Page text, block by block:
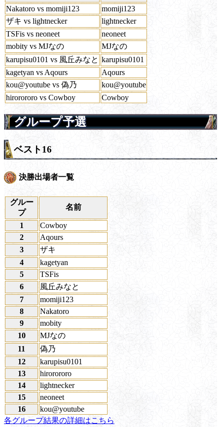
Nakatoro vs momiji123
momiji123
ザキ vs lightnecker
lightnecker
TSFis vs neoneet
neoneet
mobity vs MJなの
MJなの
karupisu0101 vs 風丘みなと karupisu0101
kagetyan vs Aqours
Aqours
kou@youtube vs 偽乃
kou@youtube
hirorororo vs Cowboy
Cowboy
グループ予選
ベスト16
決勝出場者一覧
グルー
プ
名前
1
Cowboy
2
Aqours
3
ザキ
4
kagetyan
5
TSFis
6
風丘みなと
7
momiji123
8
Nakatoro
9
mobity
10
MJなの
11
偽乃
12
karupisu0101
13
hirorororo
14
lightnecker
15
neoneet
16
kou@youtube
各グループ結果の詳細はこちら